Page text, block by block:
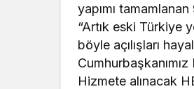
yapımı
“Artık eski Türkiye
böyle açılışları
Hizmete alınacak